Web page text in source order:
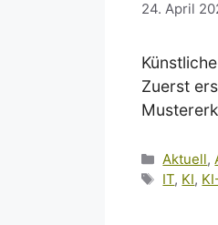
24. April
Zuerst
Aktuell,
IT, KI ,